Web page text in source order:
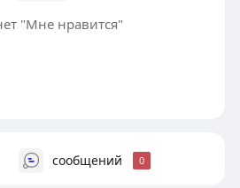
"Мне нравится"
сообщений 0